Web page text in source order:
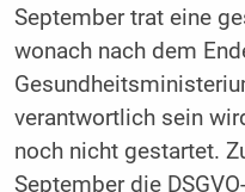
September trat eine
wonach nach dem
verantwortlich sein
noch nicht gestartet.
September die